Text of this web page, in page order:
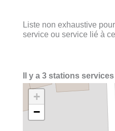
Liste non exhaustive
service ou service lié à
Il y a 3 stations
+
−